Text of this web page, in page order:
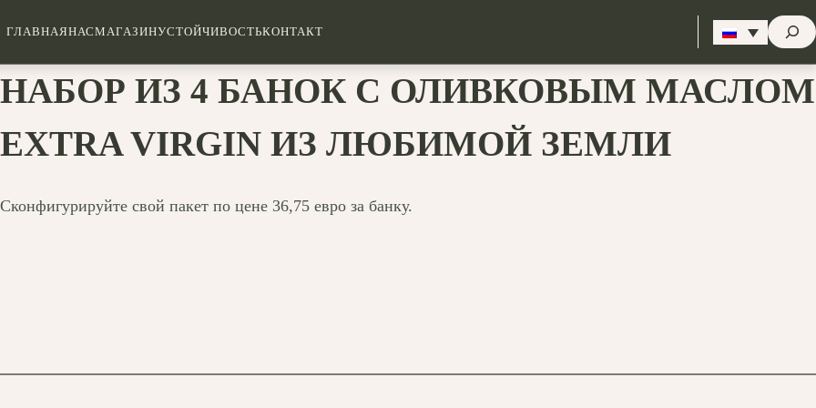
ГЛАВНАЯНАСМАГАЗИНУСТОЙЧИВОСТЬКОНТАКТ
НАБОР ИЗ 4 БАНОК С ОЛИВКОВЫМ МАСЛОМ
EXTRA VIRGIN ИЗ ЛЮБИМОЙ ЗЕМЛИ
Сконфигурируйте свой пакет по цене 36,75 евро за банку.